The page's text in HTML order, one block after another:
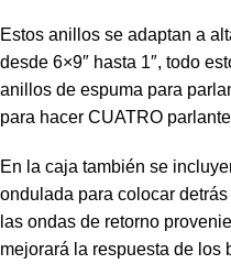
Estos anillos se adaptan a
desde 6×9″ hasta 1″, todo
anillos de espuma para
para hacer CUATRO
En la caja también se
ondulada para colocar
las ondas de retorno
mejorará la respuesta de los